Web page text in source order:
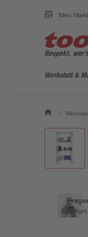
Mein
Werkstatt &
/